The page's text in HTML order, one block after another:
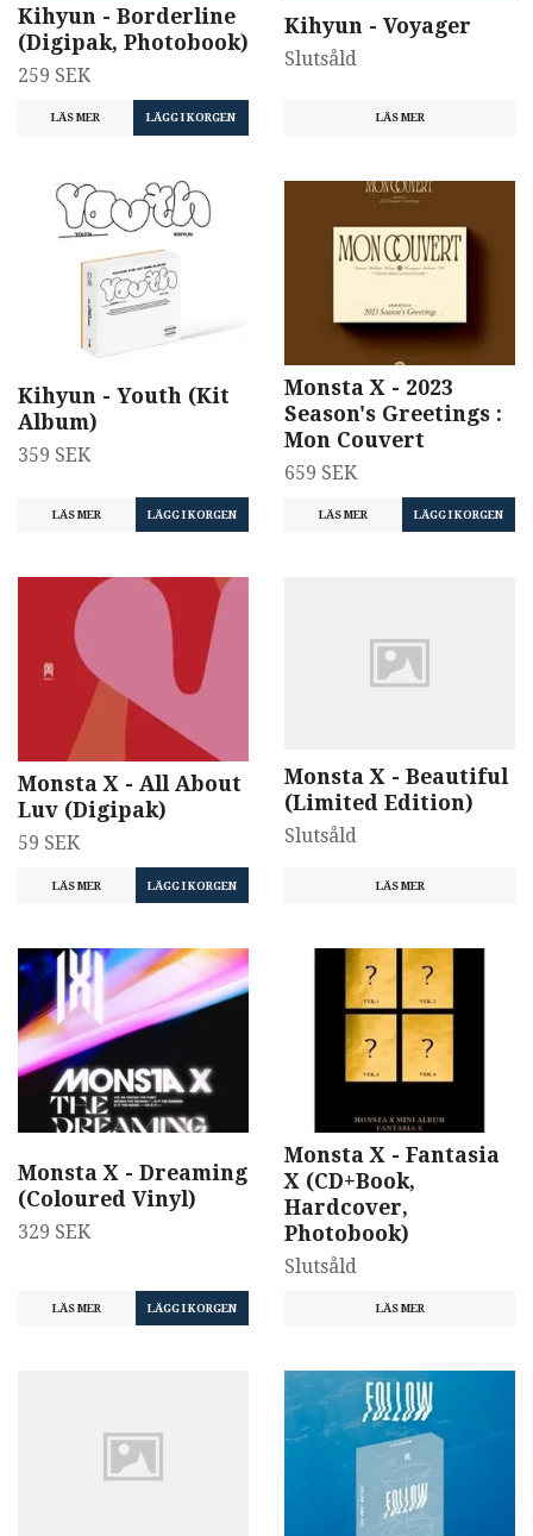
Kihyun - Borderline
(Digipak, Photobook)
259 SEK
LÄS MER LÄGG I KORGEN
Kihyun - Voyager
Slutsåld
LÄS MER
Kihyun - Youth (Kit
Album)
359 SEK
LÄS MER
Monsta X - 2023
Season's Greetings :
Mon Couvert
659 SEK
LÄS MER
Monsta X - All About
Luv (Digipak)
59 SEK
LÄS MER
Monsta X - Beautiful
(Limited Edition)
Slutsåld
LÄS MER
Monsta X - Dreaming
(Coloured Vinyl)
329 SEK
LÄS MER
Monsta X - Fantasia
X (CD+Book,
Hardcover,
Photobook)
Slutsåld
LÄS MER